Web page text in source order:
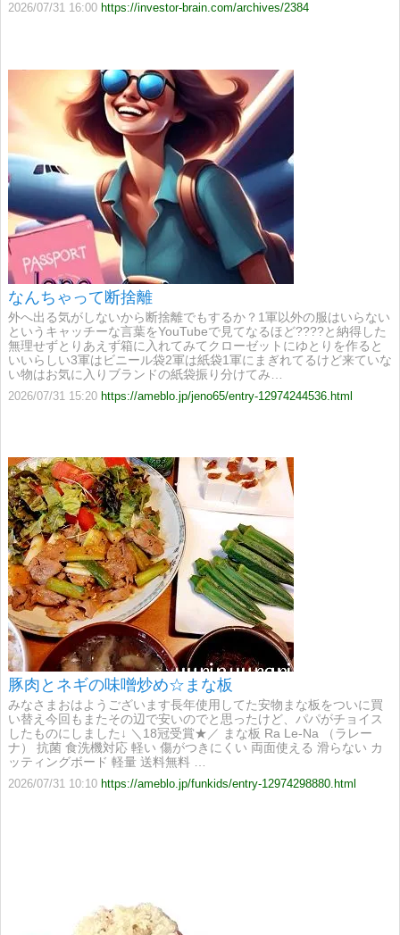
2026/07/31 16:00 https://investor-brain.com/archives/2384
なんちゃって断捨離
外へ出る気がしないから断捨離でもするか？1軍以外の服はいらない
というキャッチーな言葉をYouTubeで見てなるほど????と納得した
無理せずとりあえず箱に入れてみてクローゼットにゆとりを作ると
いいらしい3軍はビニール袋2軍は紙袋1軍にまぎれてるけど来ていな
い物はお気に入りブランドの紙袋振り分けてみ…
2026/07/31 15:20 https://ameblo.jp/jeno65/entry-12974244536.html
豚肉とネギの味噌炒め☆まな板
みなさまおはようございます長年使用してた安物まな板をついに買
い替え今回もまたその辺で安いのでと思ったけど、パパがチョイス
したものにしました↓ ＼18冠受賞★／ まな板 Ra Le-Na （ラレー
ナ） 抗菌 食洗機対応 軽い 傷がつきにくい 両面使える 滑らない カ
ッティングボード 軽量 送料無料 …
2026/07/31 10:10 https://ameblo.jp/funkids/entry-12974298880.html